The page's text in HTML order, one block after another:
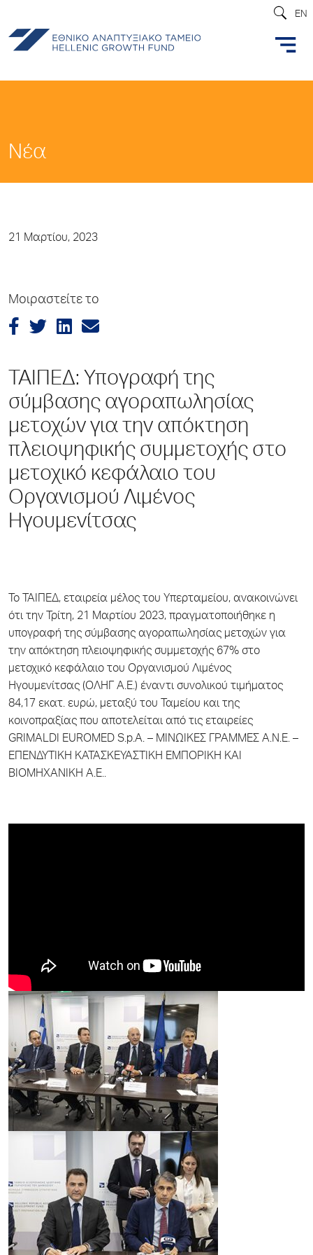
EN
Νέα
21 Μαρτίου, 2023
Μοιραστείτε το
ΤΑΙΠΕΔ: Υπογραφή της
σύμβασης αγοραπωλησίας
μετοχών για την απόκτηση
πλειοψηφικής συμμετοχής στο
μετοχικό κεφάλαιο του
Οργανισμού Λιμένος
Ηγουμενίτσας
Το ΤΑΙΠΕΔ, εταιρεία μέλος του Υπερταμείου, ανακοινώνει
ότι την Τρίτη, 21 Μαρτίου 2023, πραγματοποιήθηκε η
υπογραφή της σύμβασης αγοραπωλησίας μετοχών για
την απόκτηση πλειοψηφικής συμμετοχής 67% στο
μετοχικό κεφάλαιο του Οργανισμού Λιμένος
Ηγουμενίτσας (ΟΛΗΓ Α.Ε.) έναντι συνολικού τιμήματος
84,17 εκατ. ευρώ, μεταξύ του Ταμείου και της
κοινοπραξίας που αποτελείται από τις εταιρείες
GRIMALDI EUROMED S.p.A. – MΙΝΩΙΚΕΣ ΓΡΑΜΜΕΣ Α.Ν.Ε. –
ΕΠΕΝΔΥΤΙΚΗ ΚΑΤΑΣΚΕΥΑΣΤΙΚΗ ΕΜΠΟΡΙΚΗ ΚΑΙ
ΒΙΟΜΗΧΑΝΙΚΗ Α.Ε..